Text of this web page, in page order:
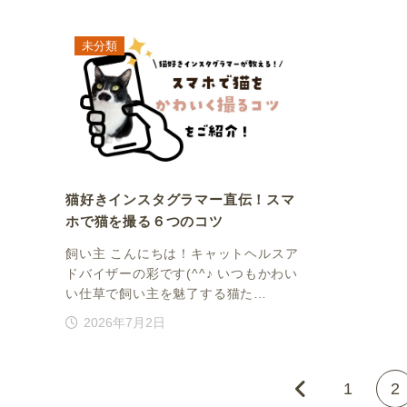
猫好きインスタグラマー直伝！スマ
ホで猫を撮る６つのコツ
飼い主 こんにちは！キャットヘルスア
ドバイザーの彩です(^^♪ いつもかわい
い仕草で飼い主を魅了する猫た…
2026年7月2日
未分類
1 2